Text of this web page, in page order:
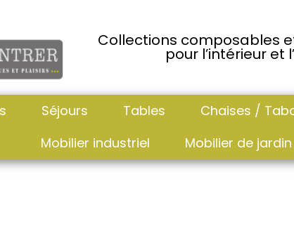
Collections composables
pour l’intérieur et
Séjours Tables Chaises /
Mobilier industriel
Mobilier de jardin